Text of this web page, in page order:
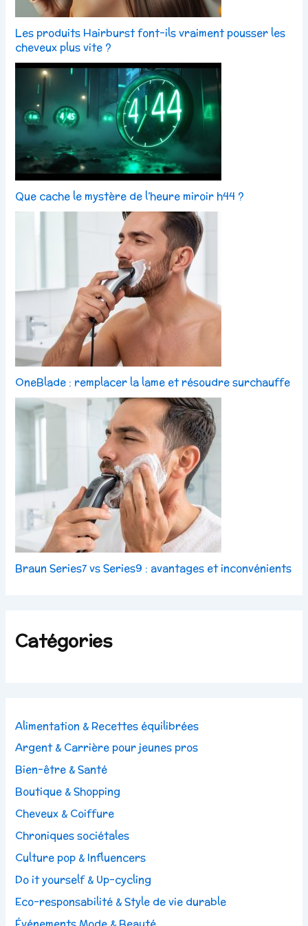
Les produits Hairburst font-ils vraiment pousser les
cheveux plus vite ?
Que cache le mystère de l’heure miroir h44 ?
OneBlade : remplacer la lame et résoudre surchauffe
Braun Series7 vs Series9 : avantages et inconvénients
Catégories
Alimentation & Recettes équilibrées
Argent & Carrière pour jeunes pros
Bien-être & Santé
Boutique & Shopping
Cheveux & Coiffure
Chroniques sociétales
Culture pop & Influencers
Do it yourself & Up-cycling
Eco-responsabilité & Style de vie durable